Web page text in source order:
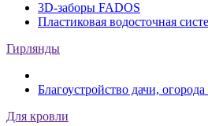
3D-заборы FADOS
Пластиковая водосточная
Гирлянды
Благоустройство дачи, огорода
Для кровли